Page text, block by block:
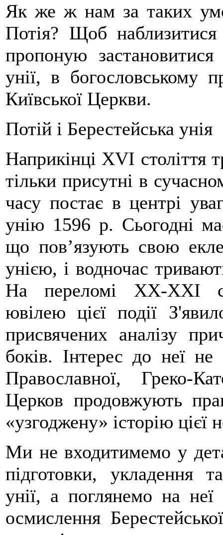
Як же ж нам за таких
Потія? Щоб
пропоную
унії, в богословському
Київської Церкви.
Потій і Берестейська унія
Наприкінці XVI століття
тільки присутні в
часу постає в центрі
унію 1596 р. Сьогодні
що пов’язують свою
унією, і водночас
На переломі ХХ-ХХІ
ювілею цієї події
присвячених аналізу
боків. Інтерес до неї
Православної, Греко-
Церков продовжують
«узгоджену» історію цієї
Ми не входитимемо у
підготовки, укладення
унії, а поглянемо на
осмислення